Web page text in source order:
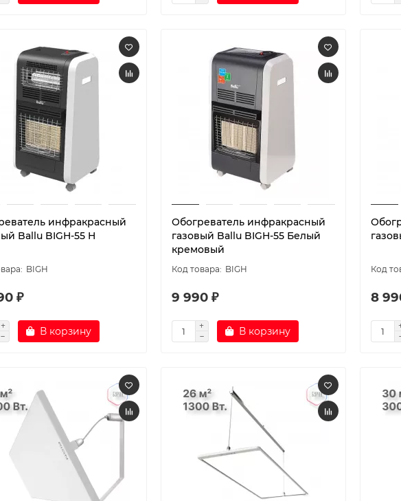
инфракрасный
Ballu BIGH-55 H
BIGH
₽
В корзину
Обогреватель инфракрасный
газовый Ballu BIGH-55 Белый
кремовый
BIGH
9 990 ₽
В корзину
8